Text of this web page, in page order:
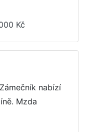
Kč
nabízí
Mzda